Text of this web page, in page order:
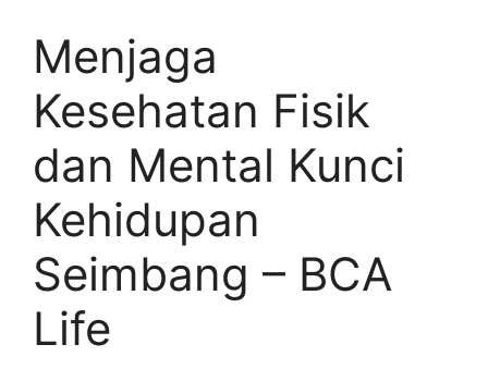
Menjaga
Kesehatan Fisik
dan Mental Kunci
Kehidupan
Seimbang – BCA
Life